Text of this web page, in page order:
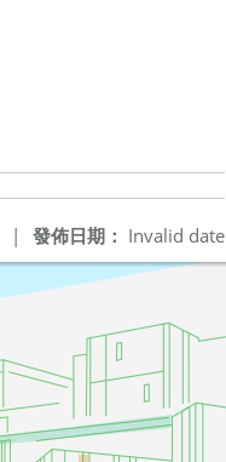
發佈日期： Invalid date
|